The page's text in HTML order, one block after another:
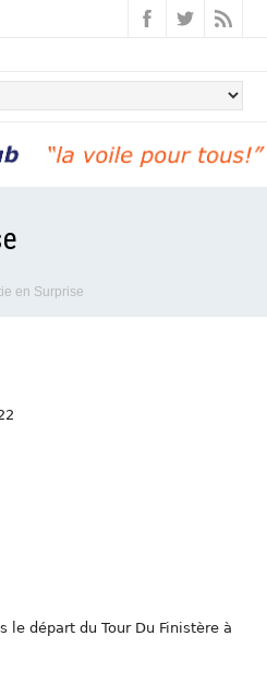
en Surprise
le départ du Tour Du Finistère à